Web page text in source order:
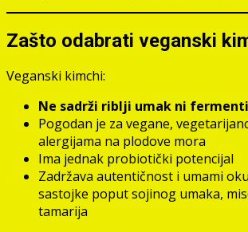
Zašto odabrati veganski
Veganski kimchi:
Ne sadrži riblji umak ni
Pogodan je za vegane,
alergijama na plodove mora
Ima jednak probiotički potencijal
Zadržava autentičnost i umami
sastojke poput sojinog umaka,
tamarija